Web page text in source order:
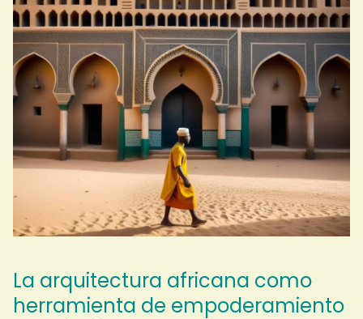
La arquitectura africana como
herramienta de empoderamiento